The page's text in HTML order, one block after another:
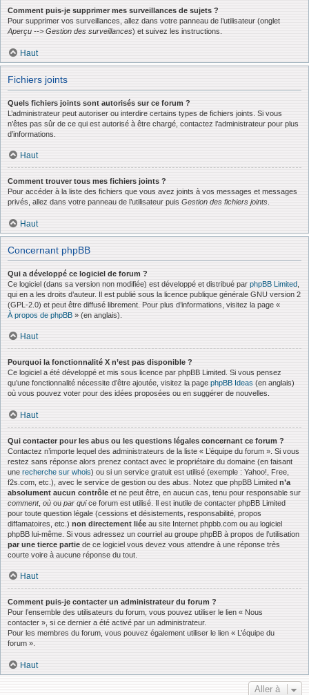
Comment puis-je supprimer mes surveillances de sujets ?
Pour supprimer vos surveillances, allez dans votre panneau de l’utilisateur (onglet
Aperçu --> Gestion des surveillances) et suivez les instructions.
Haut
Fichiers joints
Quels fichiers joints sont autorisés sur ce forum ?
L’administrateur peut autoriser ou interdire certains types de fichiers joints. Si vous
n’êtes pas sûr de ce qui est autorisé à être chargé, contactez l’administrateur pour plus
d’informations.
Haut
Comment trouver tous mes fichiers joints ?
Pour accéder à la liste des fichiers que vous avez joints à vos messages et messages
privés, allez dans votre panneau de l’utilisateur puis Gestion des fichiers joints
Haut
Concernant phpBB
Qui a développé ce logiciel de forum ?
Ce logiciel (dans sa version non modifiée) est développé et distribué par phpBB Limited
qui en a les droits d’auteur. Il est publié sous la licence publique générale GNU version 2
(GPL-2.0) et peut être diffusé librement. Pour plus d’informations, visitez la page «
À propos de phpBB » (en anglais).
Haut
Pourquoi la fonctionnalité X n’est pas disponible ?
Ce logiciel a été développé et mis sous licence par phpBB Limited. Si vous pensez
qu’une fonctionnalité nécessite d’être ajoutée, visitez la page phpBB Ideas (en anglais)
où vous pouvez voter pour des idées proposées ou en suggérer de nouvelles.
Haut
Qui contacter pour les abus ou les questions légales concernant ce forum ?
Contactez n’importe lequel des administrateurs de la liste « L’équipe du forum ». Si vous
restez sans réponse alors prenez contact avec le propriétaire du domaine (en faisant
une recherche sur whois) ou si un service gratuit est utilisé (exemple : Yahoo!, Free,
f2s.com, etc.), avec le service de gestion ou des abus. Notez que phpBB Limited n’a
absolument aucun contrôle et ne peut être, en aucun cas, tenu pour responsable sur
comment, où ou par quice forum est utilisé. Il est inutile de contacter phpBB Limited
pour toute question légale (cessions et désistements, responsabilité, propos
diffamatoires, etc.) non directement liée au site Internet phpbb.com ou au logiciel
phpBB lui-même. Si vous adressez un courriel au groupe phpBB à propos de l’utilisation
par une tierce partie de ce logiciel vous devez vous attendre à une réponse très
courte voire à aucune réponse du tout.
Haut
Comment puis-je contacter un administrateur du forum ?
Pour l’ensemble des utilisateurs du forum, vous pouvez utiliser le lien « Nous
contacter », si ce dernier a été activé par un administrateur.
Pour les membres du forum, vous pouvez également utiliser le lien « L’équipe du
forum ».
Haut
Aller à